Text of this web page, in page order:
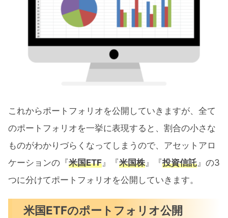
これからポートフォリオを公開していきますが、全て
のポートフォリオを一挙に表現すると、割合の小さな
ものがわかりづらくなってしまうので、アセットアロ
ケーションの『米国ETF 』『米国株 』『投資信託 』の3
つに分けてポートフォリオを公開していきます。
米国ETFのポートフォリオ公開